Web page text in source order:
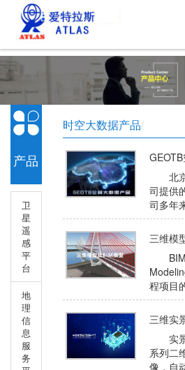
产品
中心
卫
星
遥
感
平
台
地
理
信
息
服
务
时空大数据产品/
北
司提供
司多年
加工项
遥感影
品数据
星遥
据、行
模型及
感影像
列、高
影像
例尺电
三维模
程项目
型基础
构件的
三维实
实
系列二
像，自